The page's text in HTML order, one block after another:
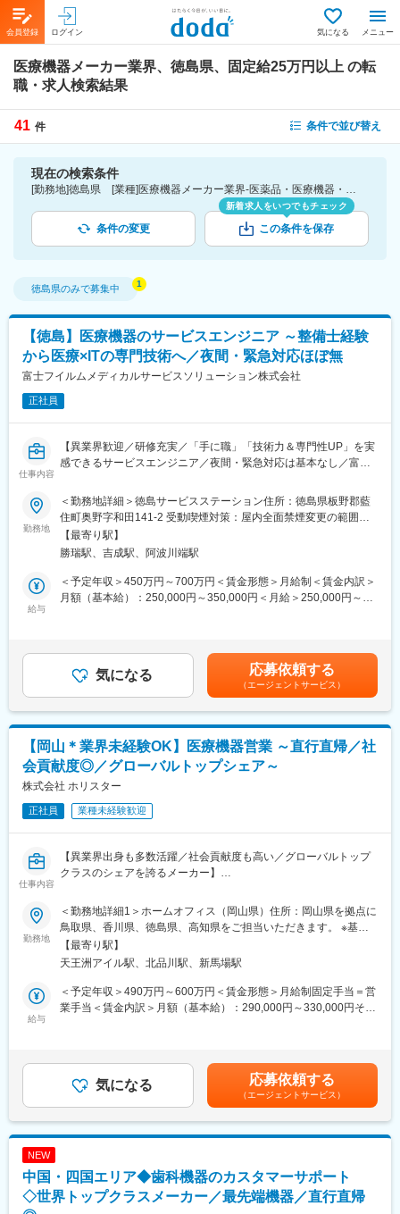
会員登録 ログイン 気になる メニュー
医療機器メーカー業界、徳島県、固定給25万円以上 の転
職・求人検索結果
41 件 条件で並び替え
現在の検索条件
[勤務地]徳島県 [業種]医療機器メーカー業界-医薬品・医療機器・ライフサイエンス・医療系サービス [詳細条件](待遇・福利厚生)固定給25万円以上
条件の変更
新着求人をいつでもチェック
この条件を保存
徳島県のみで募集中
【徳島】医療機器のサービスエンジニア ～整備士経験
から医療×ITの専門技術へ／夜間・緊急対応ほぼ無
富士フイルムメディカルサービスソリューション株式会社
正社員
仕事内容
【異業界歓迎／研修充実／「手に職」「技術力＆専門性UP」を実
感できるサービスエンジニア／夜間・緊急対応は基本なし／富士
■職務内容：
富士フイルムグループが提供する医療機器の設置・保守・技術サ
ポートを担当いただきます。
既に導入されているクリニックを中心に、オンコール呼び出しを
含み1日2～3件程度の訪問で、点検・メンテナンス・不具合対応
を行います。
■職務内容詳細：
主にCR（デジタル画像診断システム・エックスレイフィルム自動
効率的運用のご提案、開発部門へのフィードバック等、安心して
ユーザーに同社の医療機器をご使用いただけるよう様々な側面か
らサービス＆サポートするポジションです。 サポート＆サービス
の品質を高め、お客様にご提案することで、お客様からの信頼や
安心を獲得いただきます。
■研修制度について：
先輩社員とのOJTもじっくり行っており、1人前になるまで手厚く
サポート致します。未経験の方でも安心してキャッチアップいた
だけるフォロー体制がございます。
機械を実際に解体したり、組み立てたりする研修や、実際にコー
ルセンターに届くお問い合わせ内容を把握していただくための研
修等。、
これまでの「機械構造を理解し、見立てる力」はそのまま活かせ
ます。
■緊急呼び出しについて：
クリニックがお客様となる為、基本的に夜間に呼ばれることはあ
りません。一方でイレギュラーな自体に備えて当番制（自宅待
代休を取得します。一時対応はコールセンターで行っておりま
す。
勤務地
＜勤務地詳細＞徳島サービスステーション住所：徳島県板野郡藍
住町奥野字和田141-2 受動喫煙対策：屋内全面禁煙変更の範囲：
会社の定める事業所（リモートワーク含む）
【最寄り駅】
勝瑞駅、吉成駅、阿波川端駅
給与
＜予定年収＞450万円～700万円＜賃金形態＞月給制＜賃金内訳＞
月額（基本給）：250,000円～350,000円＜月給＞250,000円～
気になる 応募依頼する
（エージェントサービス）
【岡山＊業界未経験OK】医療機器営業 ～直行直帰／社
会貢献度◎／グローバルトップシェア～
株式会社 ホリスター
正社員 業種未経験歓迎
仕事内容
【異業界出身も多数活躍／社会貢献度も高い／グローバルトップ
クラスのシェアを誇るメーカー】
担当エリアの医療機関および販売代理店を中心に、同社のストー
マケア製品（人工肛門・人工膀胱の管理用品）の営業活動を担っ
ていただきます。
※担当エリア：岡山県、鳥取県、香川県、徳島県、高知県
■業務詳細：
（1）医療機関（病院など）への提案
す。
（2）販売代理店への提案
実際に販売を担っていただく代理店を訪問し、新製品の紹介や製
■同社製品の活躍［大腸がん］：
国内において1年間に新たに大腸がんと診断される人数は、男性は
勤務地
＜勤務地詳細1＞ホームオフィス（岡山県）住所：岡山県を拠点に
鳥取県、香川県、徳島県、高知県をご担当いただきます。 ※基本
的に直行直帰受動喫煙対策：屋内全面禁煙＜勤務地詳細2＞本社住
所：東京都品川区東品川2-2-8 スフィアタワー天王洲21F勤務地最
会社の定める事業所（リモートワーク含む）
【最寄り駅】
天王洲アイル駅、北品川駅、新馬場駅
給与
＜予定年収＞490万円～600万円＜賃金形態＞月給制固定手当＝営
業手当＜賃金内訳＞月額（基本給）：290,000円～330,000円その
ティブ、営業手当(月額31,350円)込の金額です。■インセンティブ
について：年4回（6月・9月・12月・3月）に支給賃金はあくまで
も目安の金額であり、選考を通じて上下する可能性があります。
月給(月額)は固定手当を含めた表記です。
気になる 応募依頼する
（エージェントサービス）
NEW
中国・四国エリア◆歯科機器のカスタマーサポート
◇世界トップクラスメーカー／最先端機器／直行直帰